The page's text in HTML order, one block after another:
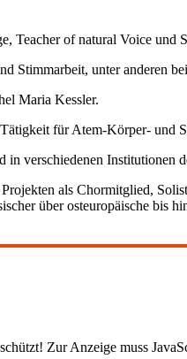
Teacher of natural Voice und
Stimmarbeit, unter anderen
Maria Kessler.
für Atem-Körper- und
verschiedenen
als Chormitglied,
über osteuropäische bis
Zur Anzeige muss